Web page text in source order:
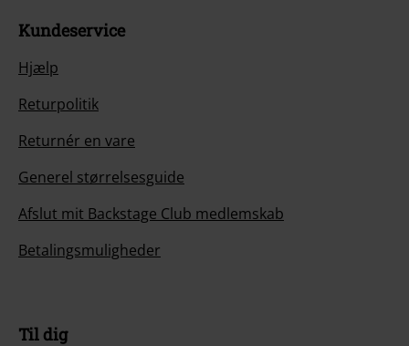
Kundeservice
Hjælp
Returpolitik
Returnér en vare
Generel størrelsesguide
Afslut mit Backstage Club medlemskab
Betalingsmuligheder
Til dig